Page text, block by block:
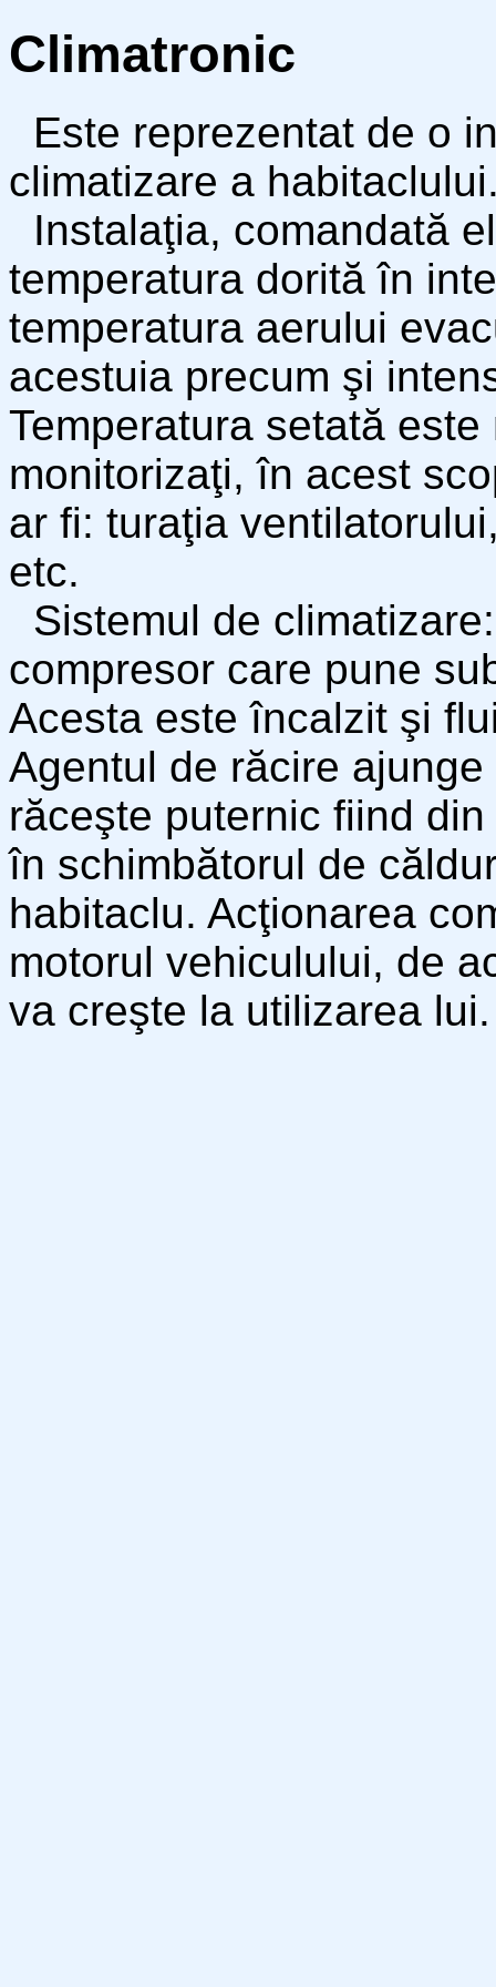
Climatronic
Este reprezentat de o
climatizare a
Instalaţia, comandată
temperatura dorită în
temperatura aerului
acestuia precum şi
Temperatura setată
monitorizaţi, în acest
ar fi: turaţia
etc.
Sistemul de
compresor care pune
Acesta este încalzit şi
Agentul de răcire
răceşte puternic fiind
în schimbătorul de
habitaclu. Acţionarea
motorul vehiculului, de
va creşte la utilizarea lui.